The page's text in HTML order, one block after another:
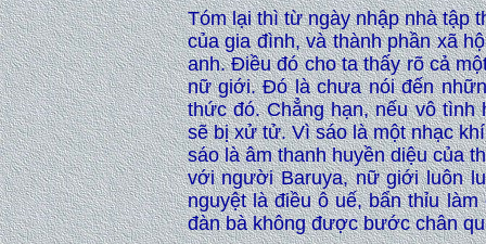
Tóm lại thì từ ngày nhập nhà tập
của gia đình, và thành phần xã
anh. Điều đó cho ta thấy rõ cả
nữ giới. Đó là chưa nói đến
thức đó. Chẳng hạn, nếu vô
sẽ bị xử tử. Vì sáo là một nhạc
sáo là âm thanh huyền diệu của
với người Baruya, nữ giới luôn
nguyệt là điều ô uế, bẩn thỉu
đàn bà không được bước chân